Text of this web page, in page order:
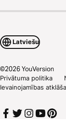
Latviešu
©2026YouVersion
Privātuma politika
Ievainojamības